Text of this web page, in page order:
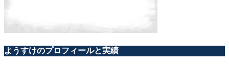
ようすけのプロフィールと実績